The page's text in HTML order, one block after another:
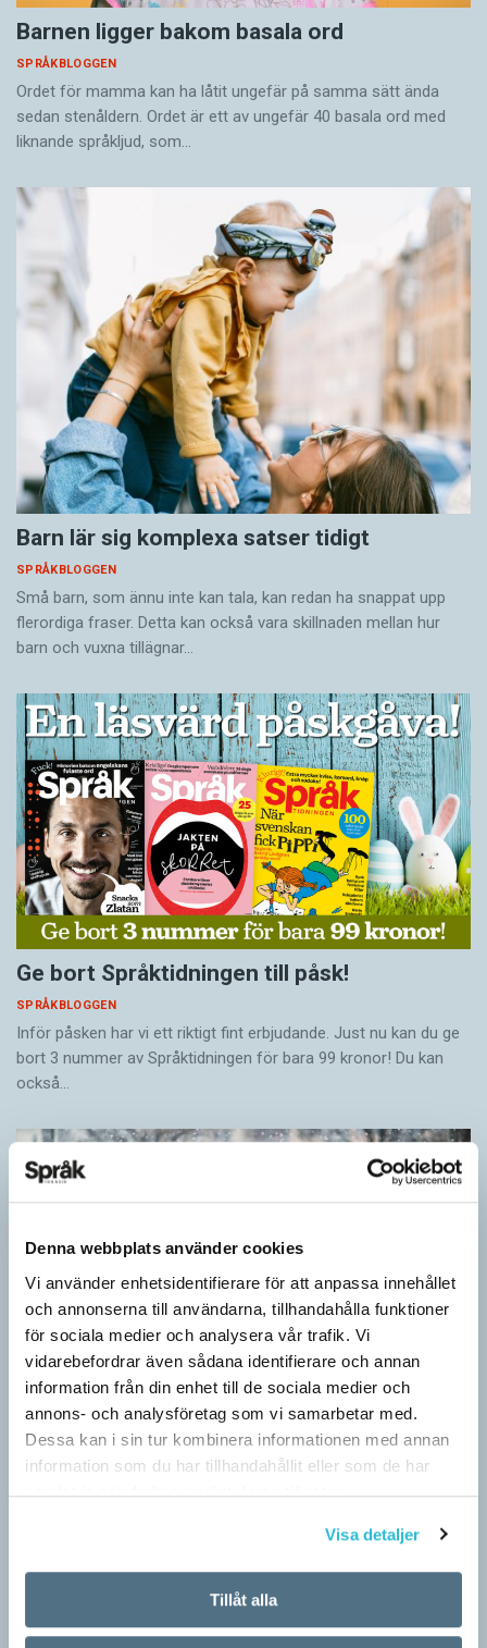
Denna webbplats använder cookies
Vi använder enhetsidentifierare för att anpassa innehållet
och annonserna till användarna, tillhandahålla funktioner
för sociala medier och analysera vår trafik. Vi
vidarebefordrar även sådana identifierare och annan
information från din enhet till de sociala medier och
annons- och analysföretag som vi samarbetar med.
Dessa kan i sin tur kombinera informationen med annan
information som du har tillhandahållit eller som de har
samlat in när du har använt deras tjänster.
Visa detaljer
Tillåt alla
Barnen ligger bakom basala ord
SPRÅKBLOGGEN
Ordet för mamma kan ha låtit ungefär på samma sätt ända
sedan stenåldern. Ordet är ett av ungefär 40 basala ord med
liknande språkljud, som…
Barn lär sig komplexa satser tidigt
SPRÅKBLOGGEN
Små barn, som ännu inte kan tala, kan redan ha snappat upp
flerordiga fraser. Detta kan också vara skillnaden mellan hur
barn och vuxna tillägnar…
Ge bort Språktidningen till påsk!
SPRÅKBLOGGEN
Inför påsken har vi ett riktigt fint erbjudande. Just nu kan du ge
bort 3 nummer av Språktidningen för bara 99 kronor! Du kan
också…
Särskolan byter namn
gymnasiesärskolan till anpassad gymnasieskola. En som har